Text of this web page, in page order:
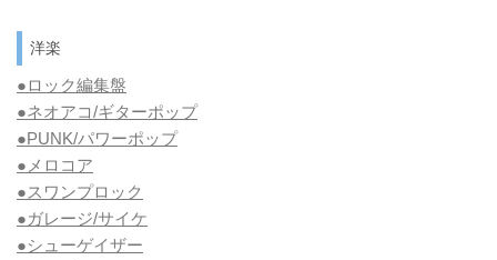
洋楽
●ロック編集盤
●ネオアコ/ギターポップ
●PUNK/パワーポップ
●メロコア
●スワンプロック
●ガレージ/サイケ
●シューゲイザー